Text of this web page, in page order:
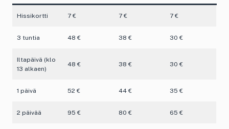
Hissikortti 7 € 7 € 7 €
3 tuntia 48 € 38 € 30 €
Iltapäivä (klo
13 alkaen)
48 € 38 € 30 €
1 päivä 52 € 44 € 35 €
2 päivää 95 € 80 € 65 €